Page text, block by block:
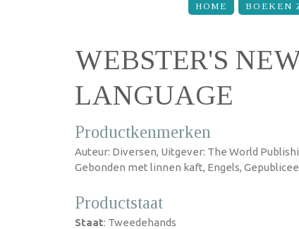
HOME BOEKEN
WEBSTER'S
LANGUAGE
Productkenmerken
Auteur: Diversen, Uitgever: The World
Gebonden met linnen kaft, Engels,
Productstaat
Staat: Tweedehands